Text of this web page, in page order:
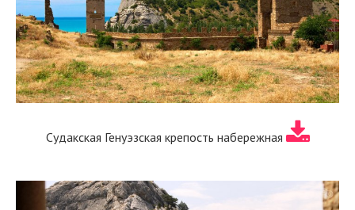
Судакская Генуэзская крепость набережная